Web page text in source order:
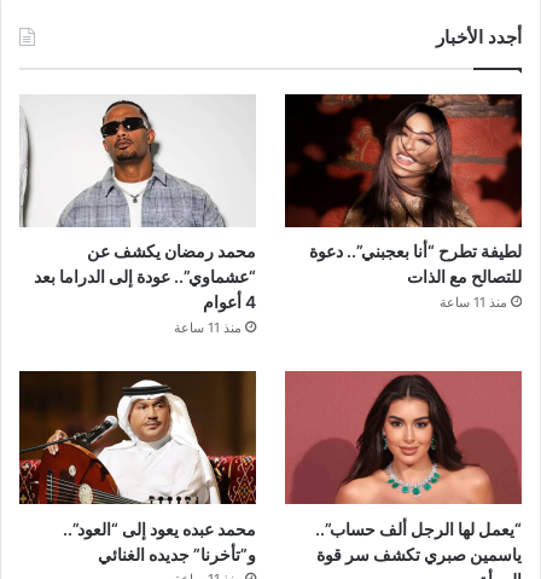
أجدد الأخبار
لطيفة تطرح “أنا بعجبني”.. دعوة
للتصالح مع الذات
منذ 11 ساعة
محمد رمضان يكشف عن
“عشماوي”.. عودة إلى الدراما بعد
4 أعوام
منذ 11 ساعة
“يعمل لها الرجل ألف حساب”..
ياسمين صبري تكشف سر قوة
محمد عبده يعود إلى “العود”..
و”تأخرنا” جديده الغنائي